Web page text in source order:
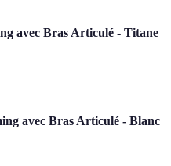
avec Bras Articulé - Titane
avec Bras Articulé - Blanc